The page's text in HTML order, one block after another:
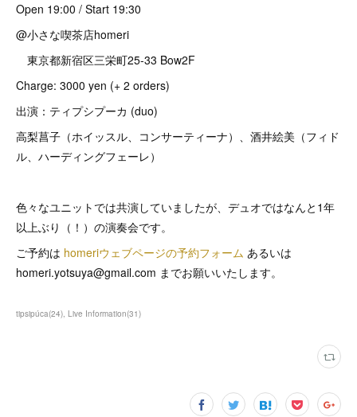
Open 19:00 / Start 19:30
@小さな喫茶店homeri
東京都新宿区三栄町25-33 Bow2F
Charge: 3000 yen (+ 2 orders)
出演：ティプシプーカ (duo)
高梨菖子（ホイッスル、コンサーティーナ）、酒井絵美（フィド
ル、ハーディングフェーレ）
色々なユニットでは共演していましたが、デュオではなんと1年
以上ぶり（！）の演奏会です。
ご予約は homeriウェブページの予約フォーム あるいは
homeri.yotsuya@gmail.com までお願いいたします。
tipsipúca(24) Live Information(31)